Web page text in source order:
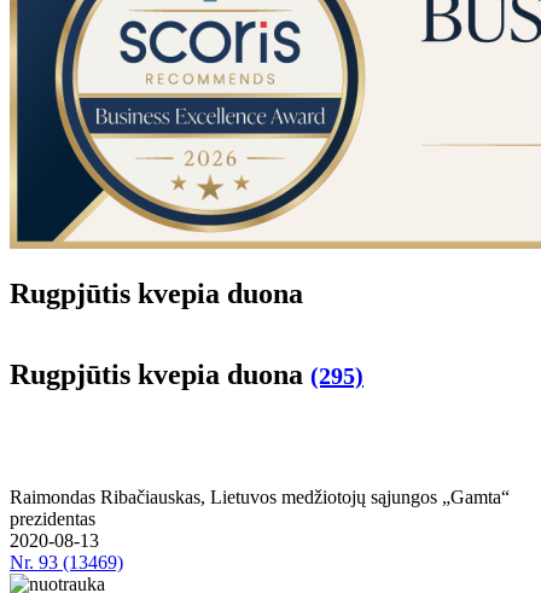
Rug­pjū­tis kve­pia duo­na
Rug­pjū­tis kve­pia duo­na (295)
Rai­mon­das Ri­ba­čiaus­kas, Lie­tu­vos me­džio­to­jų są­jun­gos „Gam­ta“
pre­zi­den­tas
2020-08-13
Nr. 93 (13469)